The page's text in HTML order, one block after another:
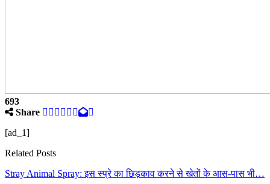
693
Share
[ad_1]
Related Posts
Stray Animal Spray: इस स्प्रे का छिड़काव करने से खेतों के आस-पास भी…